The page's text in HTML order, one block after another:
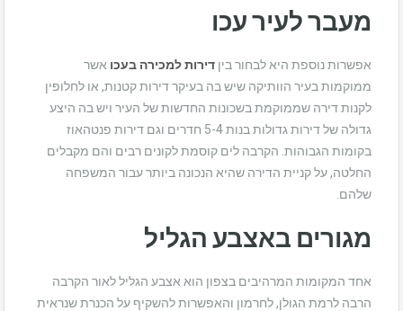
מעבר לעיר עכו
אפשרות נוספת היא לבחור בין דירות למכירה בעכו אשר
ממוקמות בעיר הוותיקה שיש בה בעיקר דירות קטנות, או לחלופין
לקנות דירה שממוקמת בשכונות החדשות של העיר ויש בה היצע
גדולה של דירות גדולות בנות 5-4 חדרים וגם דירות פנטהאוז
בקומות הגבוהות. הקרבה לים קוסמת לקונים רבים והם מקבלים
החלטה, על קניית הדירה שהיא הנכונה ביותר עבור המשפחה
שלהם.
מגורים באצבע הגליל
אחד המקומות המרהיבים בצפון הוא אצבע הגליל לאור הקרבה
הרבה לרמת הגולן, לחרמון והאפשרות להשקיף על הכנרת שנראית